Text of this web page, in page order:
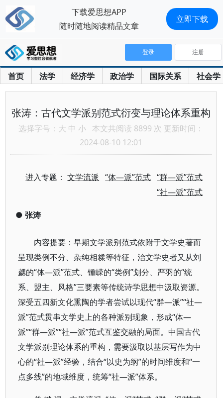
首页 法学 经济学 政治学 国际关系 社会学
登录 注册
张涛：古代文学派别范式衍变与理论体系重构
选择字号： 大 中 小 本文共阅读 8899 次 更新时间：
2024-08-10 12:01
进入专题：文学流派 “体—派”范式 “群—派”范式
“社—派”范式
● 张涛
内容提要：早期文学派别范式依附于文学史著而
呈现类例不分、杂纯相糅等特征，治文学史者又从刘
勰的“体—派”范式、锺嵘的“类例”划分、严羽的“统
系、盟主、风格”三要素等传统诗学思想中汲取资源。
深受五四新文化熏陶的学者尝试以现代“群—派”“社—
派”范式贯串文学史上的各种派别现象，形成“体—
派”“群—派”“社—派”范式互鉴交融的局面。中国古代
文学派别理论体系的重构，需要汲取以基层写作为中
心的“社—派”经验，结合“以史为纲”的时间维度和“一
点多线”的地域维度，统筹“社—派”体系。
下载爱思想APP
随时随地阅读精品文章
立即下载